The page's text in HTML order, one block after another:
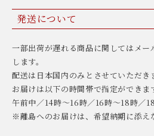
発送について
一部出荷が遅れる商品に関してはメー
します。
配送は日本国内のみとさせていただき
お届けは以下の時間帯で指定ができま
午前中／14時〜16時／16時〜18時／
※離島へのお届けは、希望納期に添え